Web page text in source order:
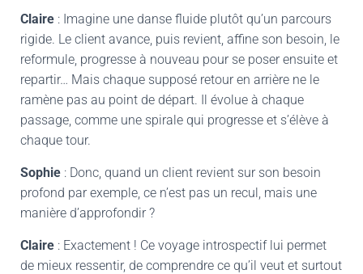
Claire : Imagine une danse fluide plutôt qu’un parcours
rigide. Le client avance, puis revient, affine son besoin, le
reformule, progresse à nouveau pour se poser ensuite et
repartir… Mais chaque supposé retour en arrière ne le
ramène pas au point de départ. Il évolue à chaque
passage, comme une spirale qui progresse et s’élève à
chaque tour.
Sophie : Donc, quand un client revient sur son besoin
profond par exemple, ce n’est pas un recul, mais une
manière d’approfondir ?
Claire : Exactement ! Ce voyage introspectif lui permet
de mieux ressentir, de comprendre ce qu’il veut et surtout